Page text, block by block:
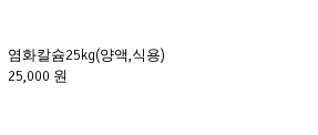
염화칼슘25kg(양액,식용)
25,000 원